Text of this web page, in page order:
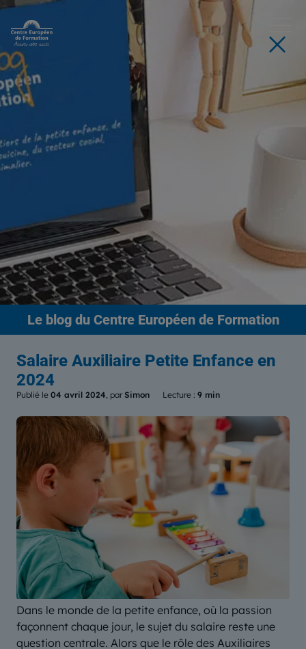
Le blogdu Centre Européen de Formation
Salaire Auxiliaire Petite Enfance en
2024
Publié le 04 avril 2024, par Simon Lecture : 9 min
Dans le monde de la petite enfance, où la passion
façonnent chaque jour, le sujet du salaire reste une
question centrale. Alors que le rôle des Auxiliaires